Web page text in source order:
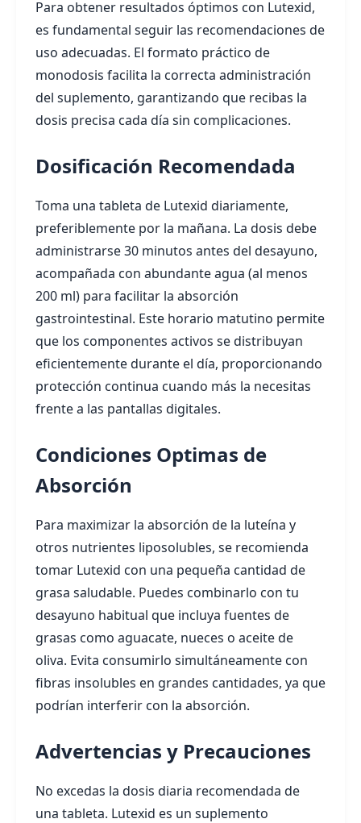
Para obtener resultados óptimos con Lutexid,
es fundamental seguir las recomendaciones de
uso adecuadas. El formato práctico de
monodosis facilita la correcta administración
del suplemento, garantizando que recibas la
dosis precisa cada día sin complicaciones.
Dosificación Recomendada
Toma una tableta de Lutexid diariamente,
preferiblemente por la mañana. La dosis debe
administrarse 30 minutos antes del desayuno,
acompañada con abundante agua (al menos
200 ml) para facilitar la absorción
gastrointestinal. Este horario matutino permite
que los componentes activos se distribuyan
eficientemente durante el día, proporcionando
protección continua cuando más la necesitas
frente a las pantallas digitales.
Condiciones Optimas de
Absorción
Para maximizar la absorción de la luteína y
otros nutrientes liposolubles, se recomienda
tomar Lutexid con una pequeña cantidad de
grasa saludable. Puedes combinarlo con tu
desayuno habitual que incluya fuentes de
grasas como aguacate, nueces o aceite de
oliva. Evita consumirlo simultáneamente con
fibras insolubles en grandes cantidades, ya que
podrían interferir con la absorción.
Advertencias y Precauciones
No excedas la dosis diaria recomendada de
una tableta. Lutexid es un suplemento